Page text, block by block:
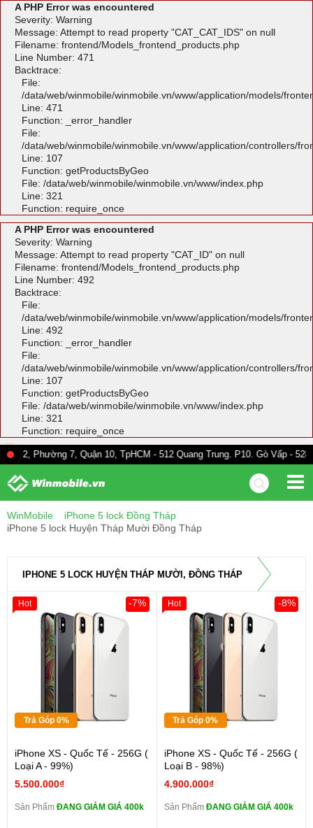
A PHP Error was encountered
Severity: Warning
Message: Attempt to read property "CAT_CAT_IDS" on null
Filename: frontend/Models_frontend_products.php
Line Number: 471
Backtrace:
File:
/data/web/winmobile/winmobile.vn/www/application/models/
Line: 471
Function: _error_handler
File:
/data/web/winmobile/winmobile.vn/www/application/controllers/
Line: 107
Function: getProductsByGeo
File: /data/web/winmobile/winmobile.vn/www/index.php
Line: 321
Function: require_once
A PHP Error was encountered
Severity: Warning
Message: Attempt to read property "CAT_ID" on null
Filename: frontend/Models_frontend_products.php
Line Number: 492
Backtrace:
File:
/data/web/winmobile/winmobile.vn/www/application/models/
Line: 492
Function: _error_handler
File:
/data/web/winmobile/winmobile.vn/www/application/controllers/
Line: 107
Function: getProductsByGeo
File: /data/web/winmobile/winmobile.vn/www/index.php
Line: 321
Function: require_once
7, Quận 10, TpHCM - 512 Quang Trung. P10. Gò Vấp - 528A Trường
WinMobile
iPhone 5 lock Đồng Tháp
iPhone 5 lock Huyện Tháp Mười Đồng Tháp
IPHONE 5 LOCK HUYỆN THÁP MƯỜI, ĐỒNG THÁP
Trả Góp 0%
iPhone XS - Quốc Tế - 256G (
Loại A - 99%)
5.500.000₫
-7%
Sản Phẩm ĐANG GIẢM GIÁ 400k
Hot
Trả Góp 0%
iPhone XS - Quốc Tế - 256G (
Loại B - 98%)
4.900.000₫
-8%
Sản Phẩm ĐANG GIẢM GIÁ 400k
Hot